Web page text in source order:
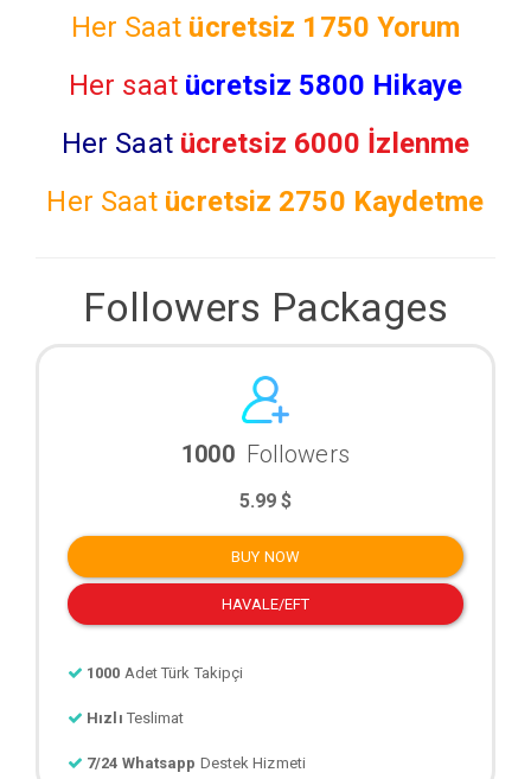
Her Saat ücretsiz 1750 Yorum
Her saat ücretsiz 5800 Hikaye
Her Saat ücretsiz 6000 İzlenme
Her Saat ücretsiz 2750 Kaydetme
Followers Packages
1000 Followers
5.99 $
BUY NOW
HAVALE/EFT
1000 Adet Türk Takipçi
Hızlı Teslimat
7/24 Whatsapp Destek Hizmeti